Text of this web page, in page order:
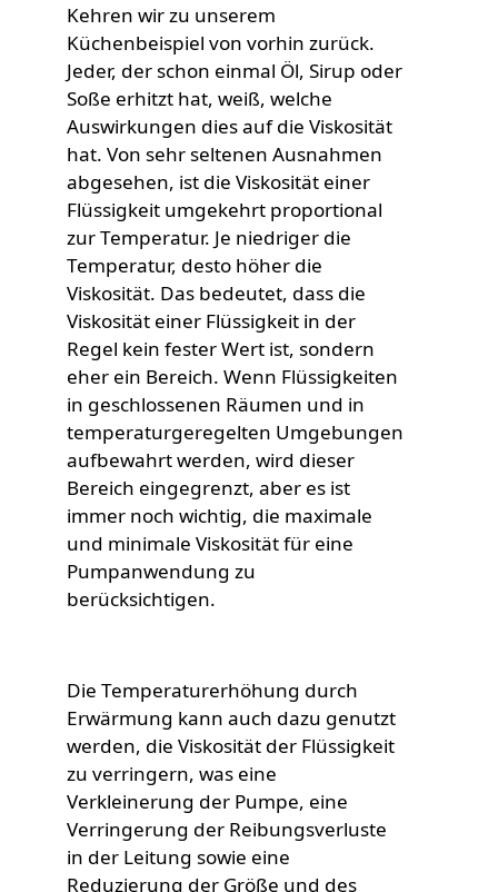
Kehren wir zu unserem
Küchenbeispiel von vorhin zurück.
Jeder, der schon einmal Öl, Sirup oder
Soße erhitzt hat, weiß, welche
Auswirkungen dies auf die Viskosität
hat. Von sehr seltenen Ausnahmen
abgesehen, ist die Viskosität einer
Flüssigkeit umgekehrt proportional
zur Temperatur. Je niedriger die
Temperatur, desto höher die
Viskosität. Das bedeutet, dass die
Viskosität einer Flüssigkeit in der
Regel kein fester Wert ist, sondern
eher ein Bereich. Wenn Flüssigkeiten
in geschlossenen Räumen und in
temperaturgeregelten Umgebungen
aufbewahrt werden, wird dieser
Bereich eingegrenzt, aber es ist
immer noch wichtig, die maximale
und minimale Viskosität für eine
Pumpanwendung zu
berücksichtigen.
Die Temperaturerhöhung durch
Erwärmung kann auch dazu genutzt
werden, die Viskosität der Flüssigkeit
zu verringern, was eine
Verkleinerung der Pumpe, eine
Verringerung der Reibungsverluste
in der Leitung sowie eine
Reduzierung der Größe und des